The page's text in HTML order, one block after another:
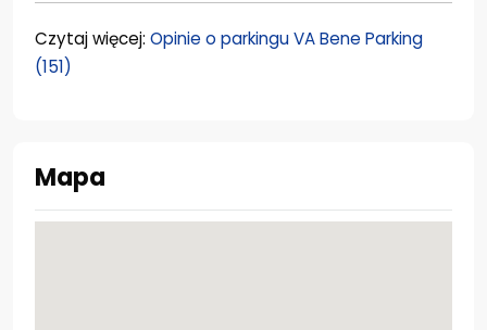
Czytaj więcej: Opinie o parkingu VA Bene Parking
(151)
Mapa